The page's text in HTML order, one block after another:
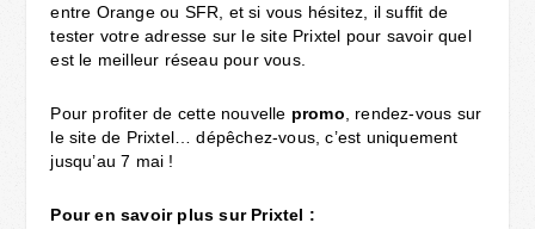
entre Orange ou SFR, et si vous hésitez, il suffit de
tester votre adresse sur le site Prixtel pour savoir quel
est le meilleur réseau pour vous.
Pour profiter de cette nouvelle promo, rendez-vous sur
le site de Prixtel… dépêchez-vous, c’est uniquement
jusqu’au 7 mai !
Pour en savoir plus sur Prixtel :